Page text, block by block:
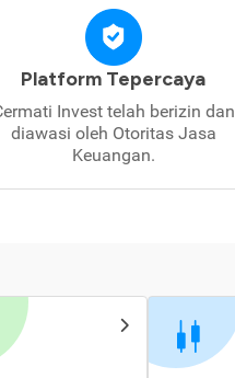
Platform Tepercaya
Invest telah berizin dan
diawasi oleh Otoritas Jasa
Keuangan.